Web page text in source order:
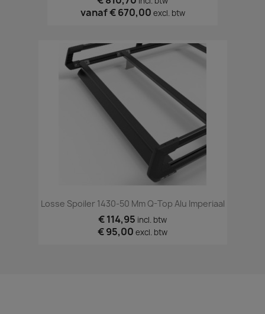
vanaf€ 670,00 excl. btw
Losse Spoiler 1430-50 Mm Q-Top Alu Imperiaal
€ 114,95 incl. btw
€ 95,00 excl. btw